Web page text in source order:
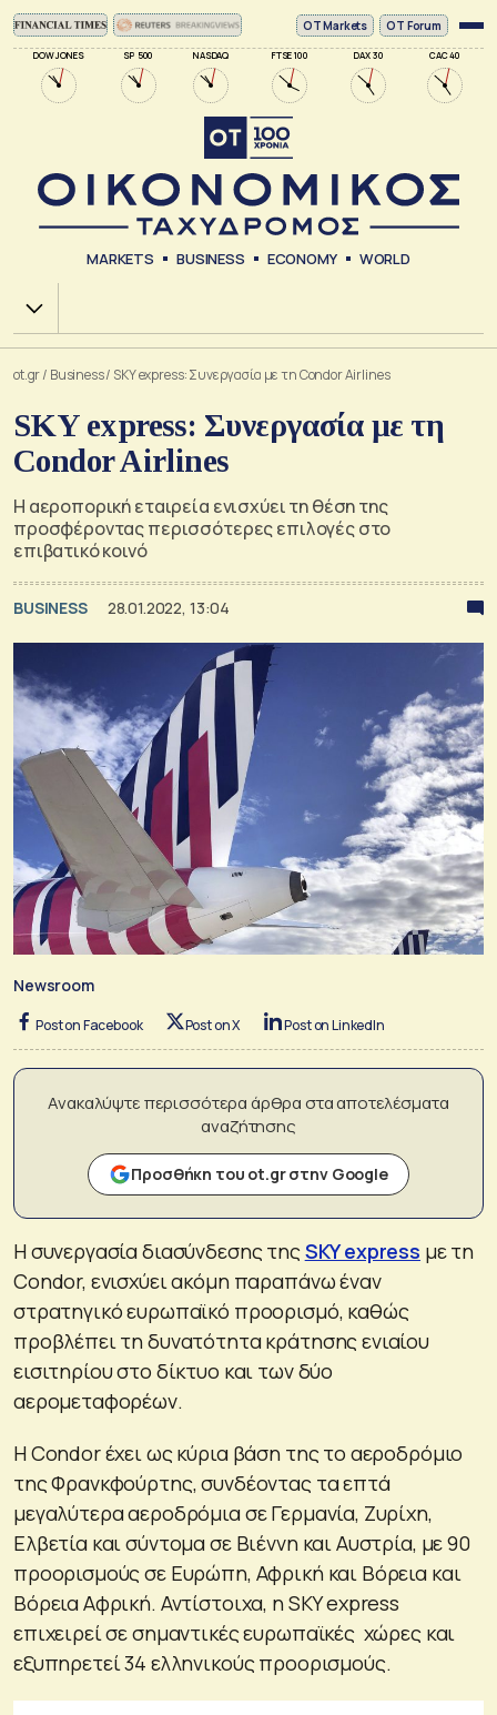
DOW JONES SP 500 NASDAQ FTSE 100 DAX 30 CAC 40
ΟΤ Markets OT Forum
MARKETS BUSINESS ECONOMY WORLD
Χ.Α.
ot.gr/ Business/ SKY express: Συνεργασία με τη Condor Airlines
SKY express: Συνεργασία με τη
Condor Airlines
H αεροπορική εταιρεία ενισχύει τη θέση της
προσφέροντας περισσότερες επιλογές στο
επιβατικό κοινό
BUSINESS 28.01.2022, 13:04
Newsroom
Post on Facebook Post on X Post on LinkedIn
Ανακαλύψτε περισσότερα άρθρα στα αποτελέσματα
αναζήτησης
Προσθήκη του ot.gr στην Google
Η συνεργασία διασύνδεσης τηςSKY express με τη
Condor, ενισχύει ακόμη παραπάνω έναν
στρατηγικό ευρωπαϊκό προορισμό, καθώς
προβλέπει τη δυνατότητα κράτησης ενιαίου
εισιτηρίου στο δίκτυο και των δύο
αερομεταφορέων.
Η Condor έχει ως κύρια βάση της το αεροδρόμιο
της Φρανκφούρτης, συνδέοντας τα επτά
μεγαλύτερα αεροδρόμια σε Γερμανία, Ζυρίχη,
Ελβετία και σύντομα σε Βιέννη και Αυστρία, με 90
προορισμούς σε Ευρώπη, Αφρική και Βόρεια και
Βόρεια Αφρική. Αντίστοιχα, η SKY express
επιχειρεί σε σημαντικές ευρωπαϊκές χώρες και
εξυπηρετεί 34 ελληνικούς προορισμούς.